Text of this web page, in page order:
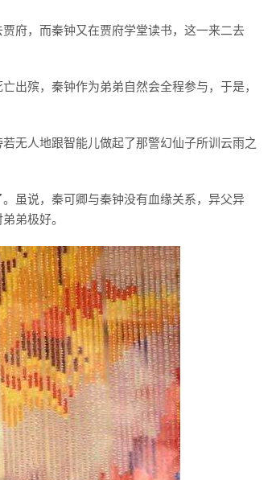
府，而秦钟又在贾府学堂读书，这一来二去
出殡，秦钟作为弟弟自然会全程参与，于是，
无人地跟智能儿做起了那警幻仙子所训云雨之
虽说，秦可卿与秦钟没有血缘关系，异父异
弟极好。